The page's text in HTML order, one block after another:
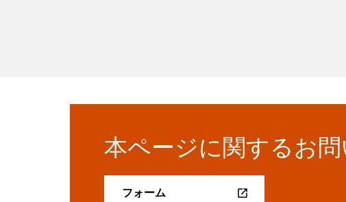
本ページに関するお
フォーム